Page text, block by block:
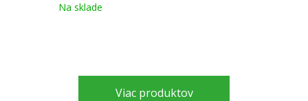
Na sklade
Viac produktov